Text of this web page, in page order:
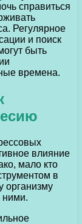
справиться
Регулярное
и поиск
быть
времена.
влияние
мало кто
в
организму
ними.